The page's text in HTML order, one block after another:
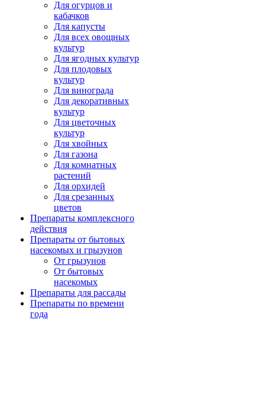
Для огурцов и
кабачков
Для капусты
Для всех овощных
культур
Для ягодных культур
Для плодовых
культур
Для винограда
Для декоративных
культур
Для цветочных
культур
Для хвойных
Для газона
Для комнатных
растений
Для орхидей
Для срезанных
цветов
Препараты комплексного
действия
Препараты от бытовых
насекомых и грызунов
От грызунов
От бытовых
насекомых
Препараты для рассады
Препараты по времени
года